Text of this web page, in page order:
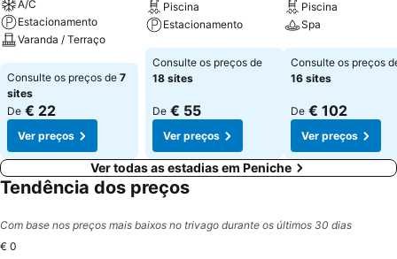
A/C
Estacionamento
Varanda / Terraço
Ver preços
Consulte os preços de 7
sites
De € 22
Ver preços
Piscina
Estacionamento
Ver preços
Consulte os preços de
18 sites
De € 55
Ver preços
Piscina
Spa
Ver preços
Consulte os preços
16 sites
De € 102
Ver preços
Ver todas as estadias em Peniche
Tendência dos preços
Com base nos preços mais baixos no trivago durante os últimos 30 dias
€ 0